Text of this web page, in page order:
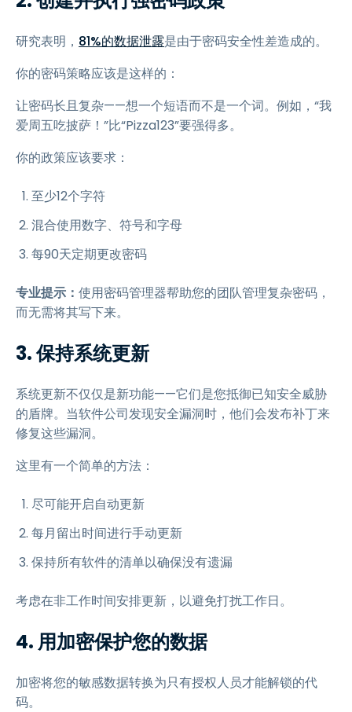
研究表明， 81%的数据泄露是由于密码安全性差造成的。
你的密码策略应该是这样的：
让密码长且复杂——想一个短语而不是一个词。例如，“我
爱周五吃披萨！”比“Pizza123”要强得多。
你的政策应该要求：
至少12个字符
混合使用数字、符号和字母
每90天定期更改密码
专业提示： 使用密码管理器帮助您的团队管理复杂密码，
而无需将其写下来。
3. 保持系统更新
系统更新不仅仅是新功能——它们是您抵御已知安全威胁
的盾牌。当软件公司发现安全漏洞时，他们会发布补丁来
修复这些漏洞。
这里有一个简单的方法：
尽可能开启自动更新
每月留出时间进行手动更新
保持所有软件的清单以确保没有遗漏
考虑在非工作时间安排更新，以避免打扰工作日。
4. 用加密保护您的数据
加密将您的敏感数据转换为只有授权人员才能解锁的代
码。